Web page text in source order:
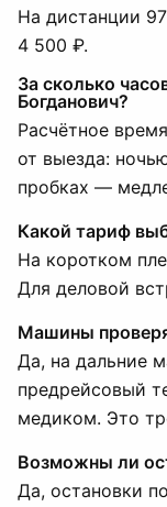
На дистанции
4 500 ₽.
За сколько
Богданович?
Расчётное
от выезда:
пробках —
Какой тариф
На коротком
Для деловой
Машины
Да, на дальние
предрейсовый
медиком. Это
Возможны ли
Да, остановки